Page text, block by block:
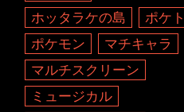
ホッタラケの島
ポケト
ポケモン
マチキャラ
マルチスクリーン
ミュージカル